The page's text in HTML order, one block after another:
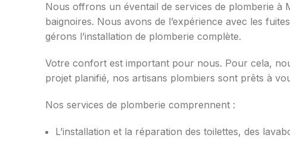
Nous offrons un éventail de services de plomberie à
baignoires. Nous avons de l’expérience avec les
gérons l’installation de plomberie complète.
Votre confort est important pour nous. Pour cela,
projet planifié, nos artisans plombiers sont prêts à
Nos services de plomberie comprennent :
L’installation et la réparation des toilettes, des